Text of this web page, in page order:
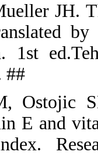
22.
Press;
23.
effects of